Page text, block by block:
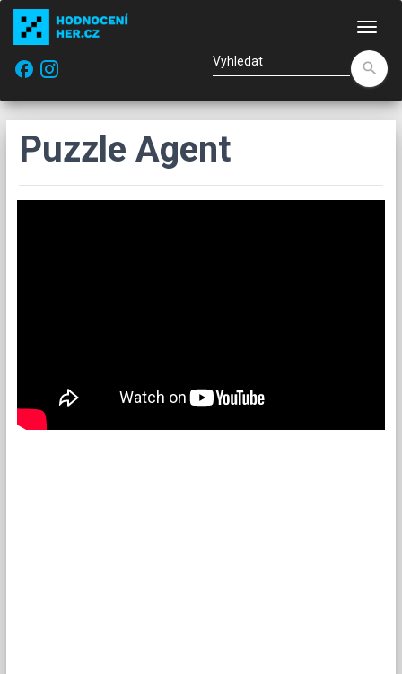
facebook
search
Puzzle Agent